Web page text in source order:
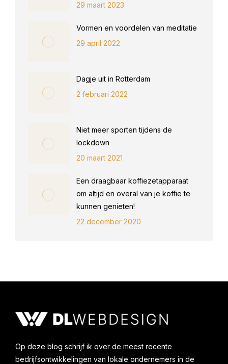
29 maart 2023
Vormen en voordelen van meditatie
29 april 2022
Dagje uit in Rotterdam
2 februari 2022
Niet meer sporten tijdens de
lockdown
20 maart 2021
Een draagbaar koffiezetapparaat
om altijd en overal van je koffie te
kunnen genieten!
22 december 2020
Op deze blog schrijf ik over de meest recente
bedrijfsontwikkelingen van lokale ondernemers in de